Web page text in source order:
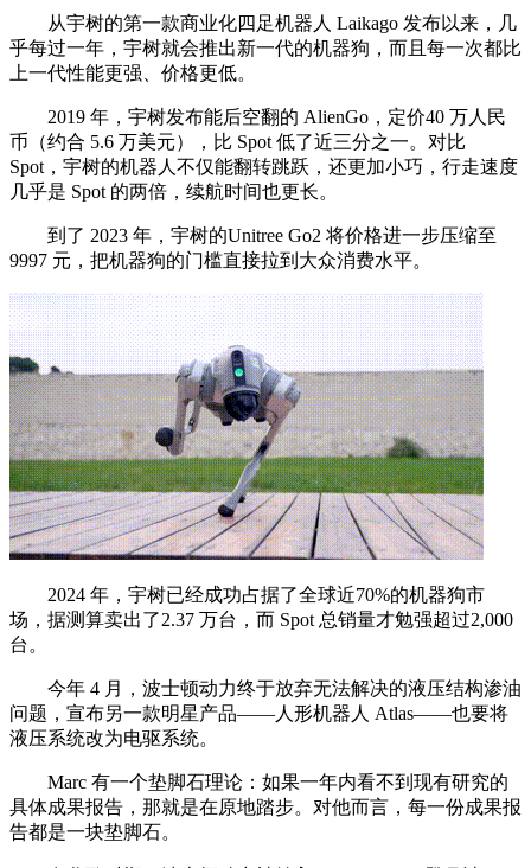
从宇树的第一款商业化四足机器人 Laikago 发布以来，几
乎每过一年，宇树就会推出新一代的机器狗，而且每一次都比
上一代性能更强、价格更低。
2019 年，宇树发布能后空翻的 AlienGo，定价40 万人民
币（约合 5.6 万美元），比 Spot 低了近三分之一。对比
Spot，宇树的机器人不仅能翻转跳跃，还更加小巧，行走速度
几乎是 Spot 的两倍，续航时间也更长。
到了 2023 年，宇树的Unitree Go2 将价格进一步压缩至
9997 元，把机器狗的门槛直接拉到大众消费水平。
2024 年，宇树已经成功占据了全球近70%的机器狗市
场，据测算卖出了2.37 万台，而 Spot 总销量才勉强超过2,000
台。
今年 4 月，波士顿动力终于放弃无法解决的液压结构渗油
问题，宣布另一款明星产品——人形机器人 Atlas——也要将
液压系统改为电驱系统。
Marc 有一个垫脚石理论：如果一年内看不到现有研究的
具体成果报告，那就是在原地踏步。对他而言，每一份成果报
告都是一块垫脚石。